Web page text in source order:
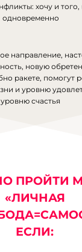
хочу и того,
одновременно
направление,
новую
ракете, помогут
и уровню
уровню счастья
ПРОЙТИ
«ЛИЧНАЯ
ЕСЛИ: